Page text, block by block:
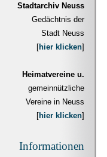
Stadtarchiv Neuss
Gedächtnis der
Stadt Neuss
[hier klicken]
Heimatvereine u.
gemeinnützliche
Vereine in Neuss
[hier klicken]
Informationen